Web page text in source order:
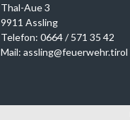
Thal-Aue 3
9911 Assling
Telefon: 0664 / 571 35 42
Mail: assling@feuerwehr.tirol